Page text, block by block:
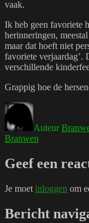
vaak.
Ik heb geen favoriete
herinneringen,
maar dat hoeft niet
favoriete verjaardag’.
verschillende
Grappig hoe de
Auteur
Branwen
Geef een
Je moet inloggen om
Bericht